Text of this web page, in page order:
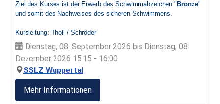
Ziel des Kurses ist der Erwerb des Schwimmabzeichen " Bronze"
und somit des Nachweises des sicheren Schwimmens.
Kursleitung: Tholl / Schröder
Dienstag, 08. September 2026 bis Dienstag, 08.
Dezember 2026 15:15 - 16:00
SSLZ Wuppertal
Mehr Informationen